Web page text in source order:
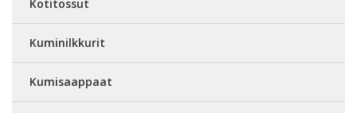
Kotitossut
Kuminilkkurit
Kumisaappaat